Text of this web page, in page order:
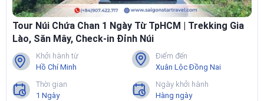
Tour Núi Chứa Chan 1 Ngày Từ TpHCM | Trekking Gia
Lào, Săn Mây, Check-in Đỉnh Núi
Khởi hành từ
Hồ Chí Minh
Điểm đến
Xuân Lộc Đồng Nai
Thời gian
1 Ngày
Ngày khởi hành
Hàng ngày